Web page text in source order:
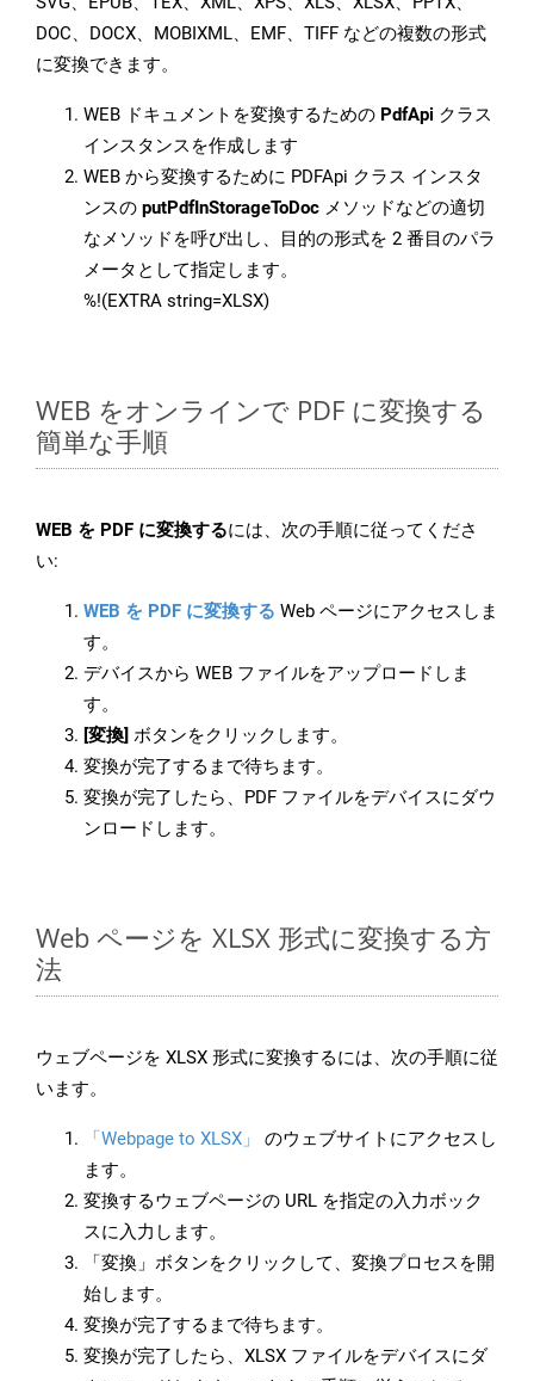
DOC、DOCX、MOBIXML、EMF、TIFF などの複数の形式
に変換できます。
WEB ドキュメントを変換するための PdfApi クラス
インスタンスを作成します
WEB から変換するために PDFApi クラス インスタ
ンスの putPdfInStorageToDoc メソッドなどの適切
なメソッドを呼び出し、目的の形式を 2 番目のパラ
メータとして指定します。
%!(EXTRA string=XLSX)
WEB をオンラインで PDF に変換する
簡単な手順
WEB を PDF に変換するには、次の手順に従ってくださ
い:
WEB を PDF に変換する Web ページにアクセスしま
す。
デバイスから WEB ファイルをアップロードしま
す。
[変換] ボタンをクリックします。
変換が完了するまで待ちます。
変換が完了したら、PDF ファイルをデバイスにダウ
ンロードします。
Web ページを XLSX 形式に変換する方
法
ウェブページを XLSX 形式に変換するには、次の手順に従
います。
「Webpage to XLSX」
のウェブサイトにアクセスし
ます。
変換するウェブページの URL を指定の入力ボック
スに入力します。
「変換」ボタンをクリックして、変換プロセスを開
始します。
変換が完了するまで待ちます。
変換が完了したら、XLSX ファイルをデバイスにダ